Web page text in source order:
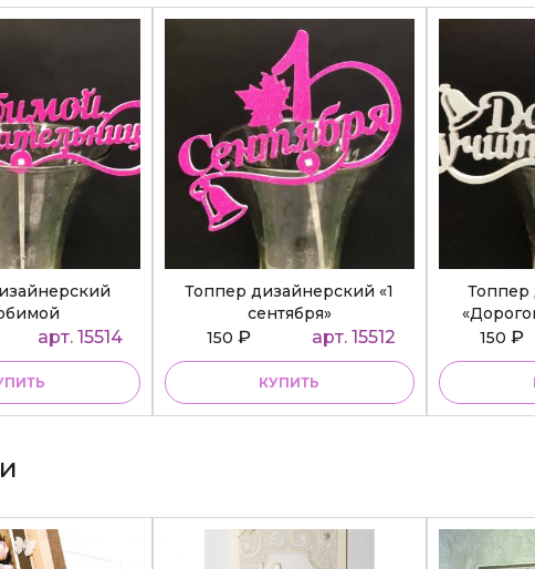
арт. 15514
Топпер дизайнерский «1
сентября»
150 ₽ арт. 15512
КУПИТЬ
Топпер
150₽